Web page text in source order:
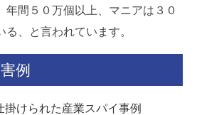
年間５０万個以上、マニアは３０
る、と言われています。
例
掛けられた産業スパイ事例